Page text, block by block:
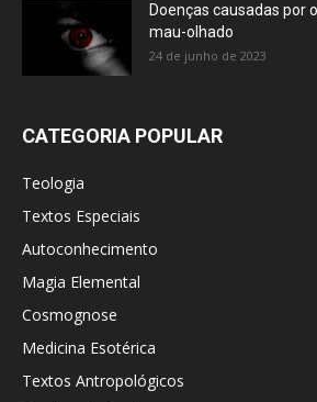
Doenças causadas por
mau-olhado
24 de junho de 2023
CATEGORIA POPULAR
Teologia
Textos Especiais
Autoconhecimento
Magia Elemental
Cosmognose
Medicina Esotérica
Textos Antropológicos